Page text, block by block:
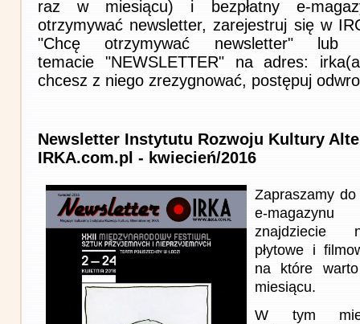
raz w miesiącu) i bezpłatny e-
otrzymywać newsletter, zarejestruj się w
"Chcę otrzymywać newsletter"
temacie "NEWSLETTER" na adres:
chcesz z niego zrezygnować, postępuj
Newsletter Instytutu Rozwoju Kultury
IRKA.com.pl - kwiecień/2016
Zapraszamy
e-
znajdziecie
płytowe i
na które
miesiącu.
W tym